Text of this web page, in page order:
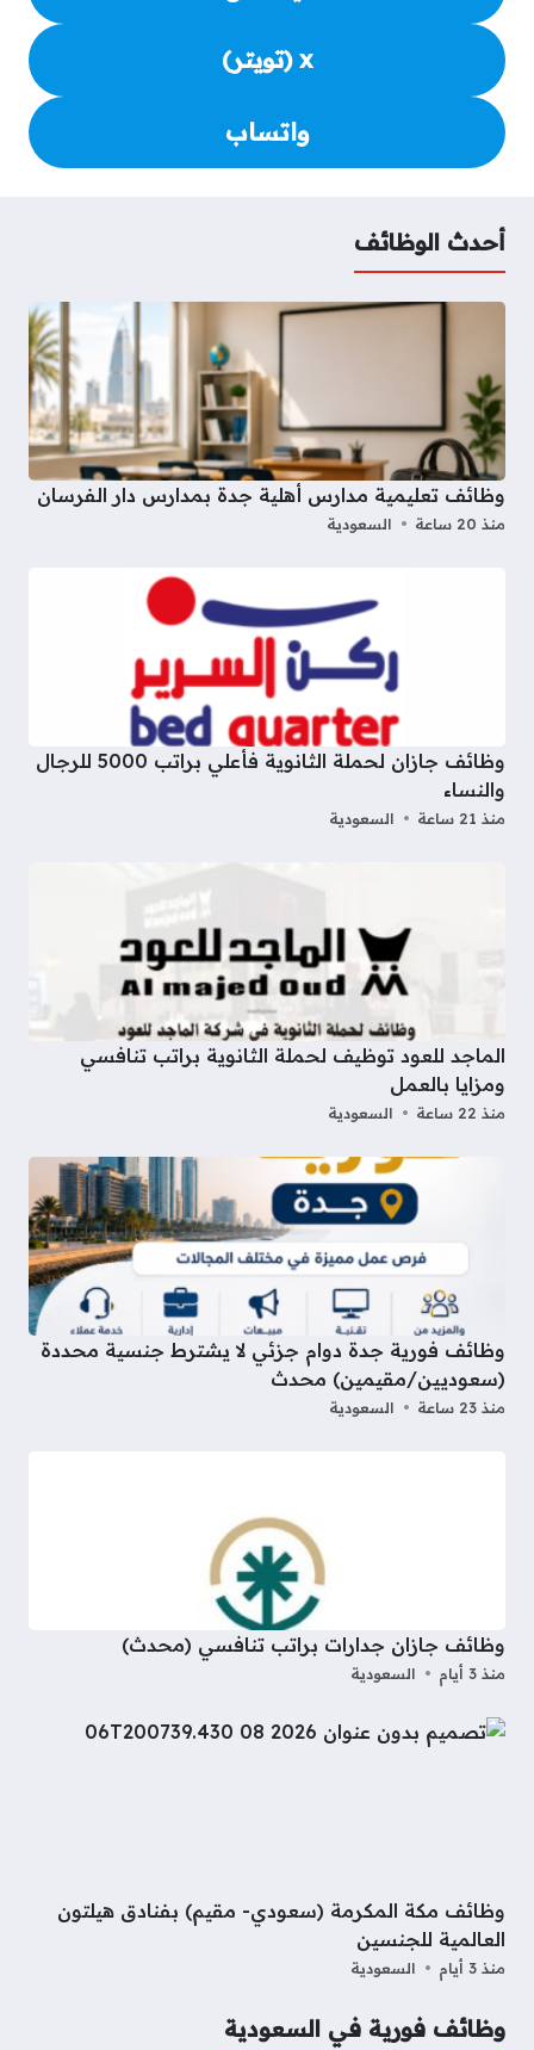
x (تويتر)
واتساب
أحدث الوظائف
وظائف تعليمية مدارس أهلية جدة بمدارس دار الفرسان
منذ 20 ساعة السعودية
وظائف جازان لحملة الثانوية فأعلي براتب 5000 للرجال
والنساء
منذ 21 ساعة السعودية
الماجد للعود توظيف لحملة الثانوية براتب تنافسي
ومزايا بالعمل
منذ 22 ساعة السعودية
وظائف فورية جدة دوام جزئي لا يشترط جنسية محددة
(سعوديين/مقيمين) محدث
منذ 23 ساعة السعودية
وظائف جازان جدارات براتب تنافسي (محدث)
منذ 3 أيام السعودية
وظائف مكة المكرمة (سعودي- مقيم) بفنادق هيلتون
العالمية للجنسين
منذ 3 أيام السعودية
وظائف فورية في السعودية